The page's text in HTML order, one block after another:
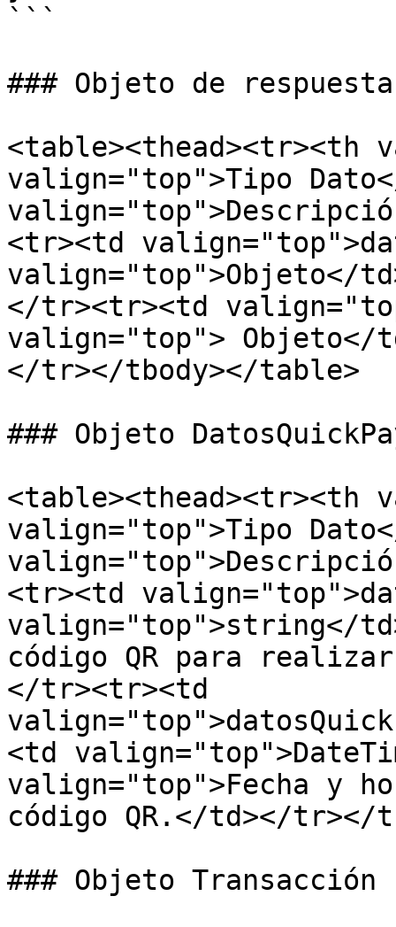
```
### Objeto de
<table><thead><tr><th
valign="top">Tipo
<tr><td
valign="top">Objeto</
</tr><tr><td
valign="top"> Objeto</
</tr></tbody></table>
### Objeto
<table><thead><tr><th
valign="top">Tipo
<tr><td
valign="top">string</
código QR para
</tr><tr><td
<td
valign="top">Fecha y
código QR.</td></tr></
### Objeto Transacción